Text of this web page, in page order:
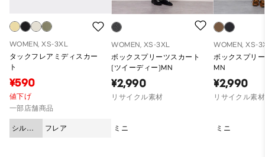
WOMEN, XS-3XL
タックフレアミディスカー
ト
¥590
値下げ
一部店舗商品
シルエ
ット
フレア
WOMEN, XS-3XL
ボックスプリーツスカート
(ツイーディー)MN
¥2,990
リサイクル素材
ミニ
WOMEN, XS-
ボックスプリ
MN
¥2,990
リサイクル素材
ミニ